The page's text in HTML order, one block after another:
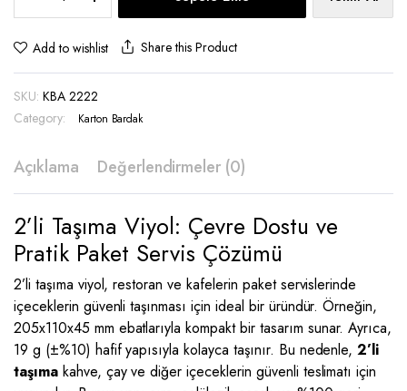
Bardak
Taşıyıcı
KBA
2222
quantity
Add to wishlist Share this Product
SKU: KBA 2222
Category:
Karton Bardak
Açıklama Değerlendirmeler (0)
2’li Taşıma Viyol: Çevre Dostu ve
Pratik Paket Servis Çözümü
2’li taşıma viyol, restoran ve kafelerin paket servislerinde
içeceklerin güvenli taşınması için ideal bir üründür. Örneğin,
205x110x45 mm ebatlarıyla kompakt bir tasarım sunar. Ayrıca,
19 g (±%10) hafif yapısıyla kolayca taşınır. Bu nedenle,2’li
taşımakahve, çay ve diğer içeceklerin güvenli teslimatı için